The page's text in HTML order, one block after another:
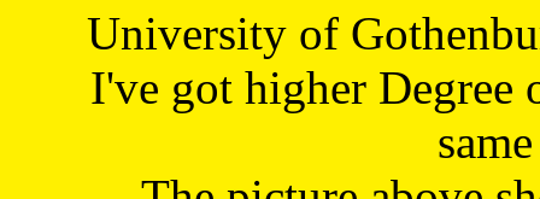
University of
I've got higher Degree